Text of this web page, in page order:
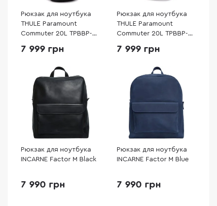
Рюкзак для ноутбука
THULE Paramount
Commuter 20L TPBBP-
7 999 грн
Рюкзак для ноутбука
THULE Paramount
Commuter 20L TPBBP-
(3205233)
7 999 грн
Рюкзак для ноутбука
INCARNE Factor M Black
7 990 грн
Рюкзак для ноутбука
INCARNE Factor M Blue
7 990 грн